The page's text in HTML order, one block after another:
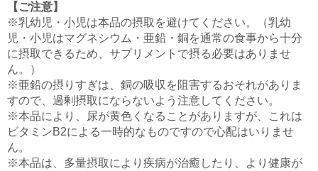
【ご注意】
※乳幼児・小児は本品の摂取を避けてください。（乳幼
児・小児はマグネシウム・亜鉛・銅を通常の食事から十分
に摂取できるため、サプリメントで摂る必要はありませ
ん。）
※亜鉛の摂りすぎは、銅の吸収を阻害するおそれがありま
すので、過剰摂取にならないよう注意してください。
※本品により、尿が黄色くなることがありますが、これは
ビタミンB2による一時的なものですので心配はいりませ
ん。
※本品は、多量摂取により疾病が治癒したり、より健康が